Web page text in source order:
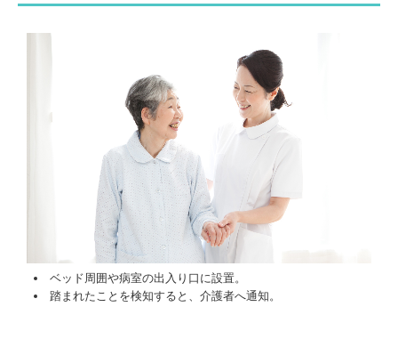
ベッド周囲や病室の出入り口に設置。
踏まれたことを検知すると、介護者へ通知。